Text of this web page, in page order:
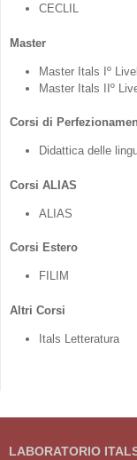
CECLIL
Master
Master Itals Iº
Master Itals IIº
Corsi di
Didattica delle
Corsi ALIAS
ALIAS
Corsi Estero
FILIM
Altri Corsi
Itals Letteratura
LABORATORIO